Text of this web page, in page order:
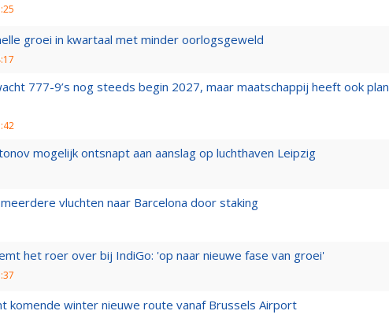
groei in kwartaal met minder oorlogsgeweld
777-9’s nog steeds begin 2027, maar maatschappij heeft ook plan
mogelijk ontsnapt aan aanslag op luchthaven Leipzig
vluchten naar Barcelona door staking
het roer over bij IndiGo: 'op naar nieuwe fase van groei'
komende winter nieuwe route vanaf Brussels Airport